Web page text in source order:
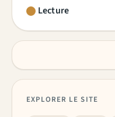
Lecture
EXPLORER LE SITE